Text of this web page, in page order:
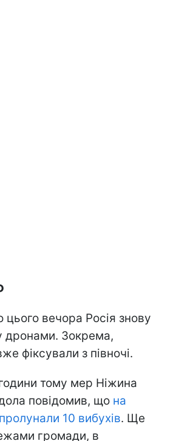
вечора Росія знову
дронами. Зокрема,
фіксували з півночі.
тому мер Ніжина
повідомив, що на
10 вибухів. Ще
громади, в